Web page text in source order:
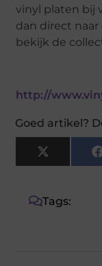
vinyl platen bij
dan direct
bekijk de
http://
Goed artikel?
X
(Twitter)
Tags: